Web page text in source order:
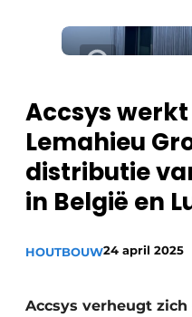
Evenement
Meest gelezen
Nieuwsbrief
Podcasts
Privacy / Cookie
Akoestiek
Beton & Staalbouw
Accsys
Lemahieu
distributie
in België en
HOUTBOUW24 april 2025
Accsys verheugt